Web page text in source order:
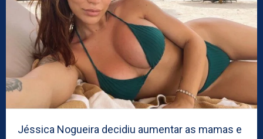
Jéssica Nogueira decidiu aumentar as mamas e